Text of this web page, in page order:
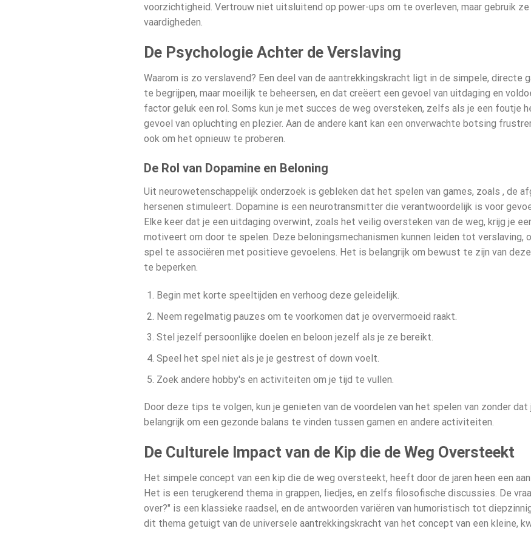
voorzichtigheid. Vertrouw niet uitsluitend op power-ups om te overleven, maar gebruik ze
vaardigheden.
De Psychologie Achter de Verslaving
Waarom is zo verslavend? Een deel van de aantrekkingskracht ligt in de simpele, directe
te begrijpen, maar moeilijk te beheersen, en dat creëert een gevoel van uitdaging en
factor geluk een rol. Soms kun je met succes de weg oversteken, zelfs als je een foutje
gevoel van opluchting en plezier. Aan de andere kant kan een onverwachte botsing
ook om het opnieuw te proberen.
De Rol van Dopamine en Beloning
Uit neurowetenschappelijk onderzoek is gebleken dat het spelen van games, zoals , de
hersenen stimuleert. Dopamine is een neurotransmitter die verantwoordelijk is voor
Elke keer dat je een uitdaging overwint, zoals het veilig oversteken van de weg, krijg je
motiveert om door te spelen. Deze beloningsmechanismen kunnen leiden tot verslaving,
spel te associëren met positieve gevoelens. Het is belangrijk om bewust te zijn van
te beperken.
Begin met korte speeltijden en verhoog deze geleidelijk.
Neem regelmatig pauzes om te voorkomen dat je oververmoeid raakt.
Stel jezelf persoonlijke doelen en beloon jezelf als je ze bereikt.
Speel het spel niet als je je gestrest of down voelt.
Zoek andere hobby's en activiteiten om je tijd te vullen.
Door deze tips te volgen, kun je genieten van de voordelen van het spelen van zonder dat
belangrijk om een gezonde balans te vinden tussen gamen en andere activiteiten.
De Culturele Impact van de Kip die de Weg Oversteekt
Het simpele concept van een kip die de weg oversteekt, heeft door de jaren heen een
Het is een terugkerend thema in grappen, liedjes, en zelfs filosofische discussies. De
over?" is een klassieke raadsel, en de antwoorden variëren van humoristisch tot
dit thema getuigt van de universele aantrekkingskracht van het concept van een kleine,